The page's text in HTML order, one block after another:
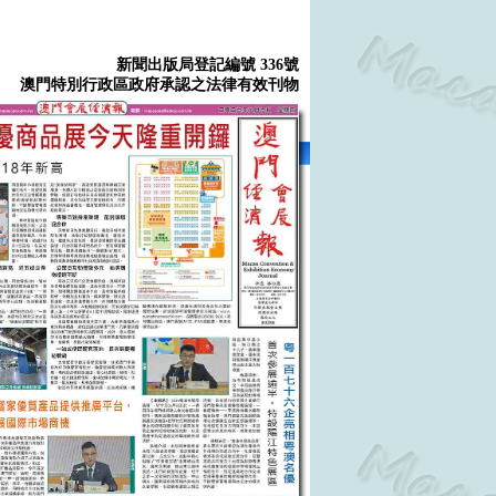
新聞出版局登記編號 336號
澳門特別行政區政府承認之法律有效刊物